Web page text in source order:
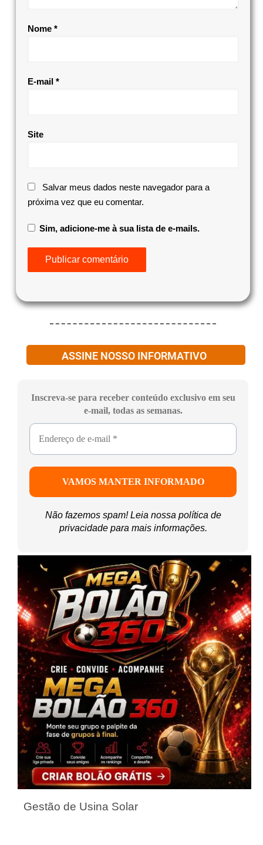
Nome *
E-mail *
Site
Salvar meus dados neste navegador para a
próxima vez que eu comentar.
Sim, adicione-me à sua lista de e-mails.
ASSINE NOSSO INFORMATIVO
Inscreva-se para receber conteúdo exclusivo em seu
e-mail, todas as semanas.
Não fazemos spam! Leia nossa política de
privacidadepara mais informações.
Gestão de Usina Solar